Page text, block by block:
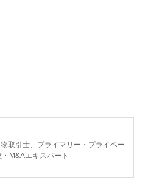
取引士、プライマリー・プライベー
M&Aエキスパート